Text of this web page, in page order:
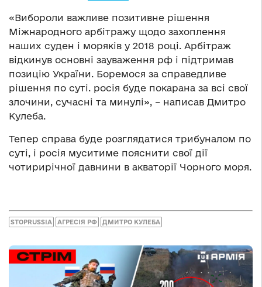
«Вибороли важливе позитивне рішення
Міжнародного арбітражу щодо захоплення
наших суден і моряків у 2018 році. Арбітраж
відкинув основні зауваження рф і підтримав
позицію України. Боремося за справедливе
рішення по суті. росія буде покарана за всі свої
злочини, сучасні та минулі», – написав Дмитро
Кулеба.
Тепер справа буде розглядатися трибуналом по
суті, і росія муситиме пояснити свої дії
чотирирічної давнини в акваторії Чорного моря.
STOPRUSSIA АГРЕСІЯ РФ ДМИТРО КУЛЕБА